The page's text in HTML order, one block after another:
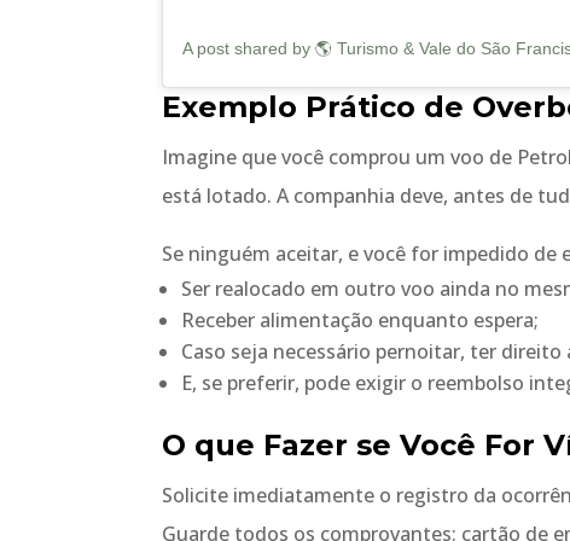
Exemplo Prático de
Imagine que você comprou um voo de
está lotado. A companhia deve, antes de
Se ninguém aceitar, e você for impedido de
Ser realocado em outro voo ainda no
Receber alimentação enquanto espera;
Caso seja necessário pernoitar, ter
E, se preferir, pode exigir o reembolso
O que Fazer se Você For
Solicite imediatamente o registro da
Guarde todos os comprovantes: cartão de